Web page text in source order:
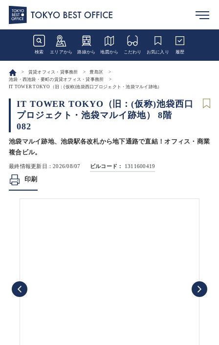
検索 エリアから 路線から 地図から こだわり お気に入り 履歴
賃貸オフィス・貸事務所
豊島区
池袋・西池袋・要町の賃貸オフィス・貸事務所
IT TOWER TOKYO（旧：(仮称)池袋西口プロジェクト・池袋マルイ跡地）
IT TOWER TOKYO（旧：(仮称)池袋西口
プロジェクト・池袋マルイ跡地） 8階
082
池袋マルイ跡地、池袋駅各改札から地下通路で直結！オフィス・商業
複合ビル。
最終情報更新日：2026/08/07 ビルコード： 1311600419
印刷